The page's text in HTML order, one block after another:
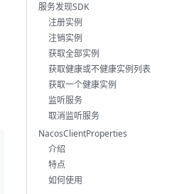
服务发现SDK
注册实例
注销实例
获取全部实例
获取健康或不健康实例列表
获取一个健康实例
监听服务
取消监听服务
NacosClientProperties
介绍
特点
如何使用